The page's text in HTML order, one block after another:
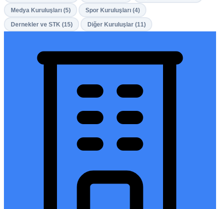
Medya Kuruluşları (5) Spor Kuruluşları (4)
Dernekler ve STK (15) Diğer Kuruluşlar (11)